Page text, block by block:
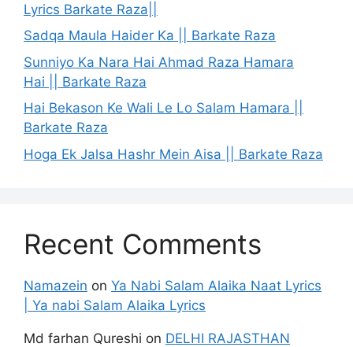
Lyrics Barkate Raza||
Sadqa Maula Haider Ka || Barkate Raza
Sunniyo Ka Nara Hai Ahmad Raza Hamara
Hai || Barkate Raza
Hai Bekason Ke Wali Le Lo Salam Hamara ||
Barkate Raza
Hoga Ek Jalsa Hashr Mein Aisa || Barkate Raza
Recent Comments
Namazein on Ya Nabi Salam Alaika Naat Lyrics
| Ya nabi Salam Alaika Lyrics
Md farhan Qureshi on DELHI RAJASTHAN